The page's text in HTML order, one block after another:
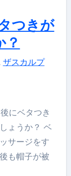
つきが
？
ザスカルプ
ょうか？ ベ
サージをす
も帽子が被